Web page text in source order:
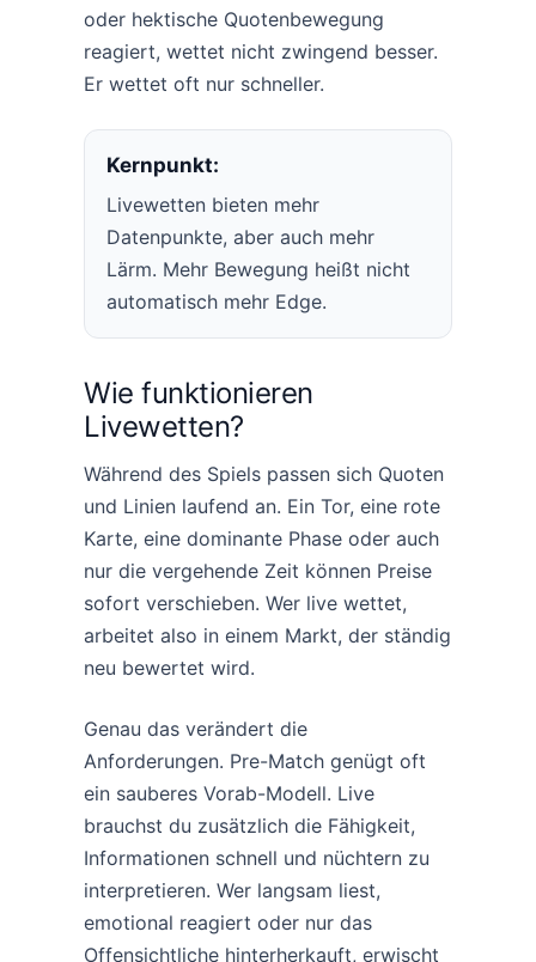
oder hektische Quotenbewegung
reagiert, wettet nicht zwingend besser.
Er wettet oft nur schneller.
Kernpunkt:
Livewetten bieten mehr
Datenpunkte, aber auch mehr
Lärm. Mehr Bewegung heißt nicht
automatisch mehr Edge.
Wie funktionieren
Livewetten?
Während des Spiels passen sich Quoten
und Linien laufend an. Ein Tor, eine rote
Karte, eine dominante Phase oder auch
nur die vergehende Zeit können Preise
sofort verschieben. Wer live wettet,
arbeitet also in einem Markt, der ständig
neu bewertet wird.
Genau das verändert die
Anforderungen. Pre-Match genügt oft
ein sauberes Vorab-Modell. Live
brauchst du zusätzlich die Fähigkeit,
Informationen schnell und nüchtern zu
interpretieren. Wer langsam liest,
emotional reagiert oder nur das
Offensichtliche hinterherkauft, erwischt